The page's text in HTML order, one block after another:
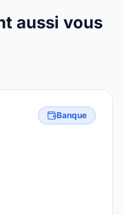
aussi vous
Banque